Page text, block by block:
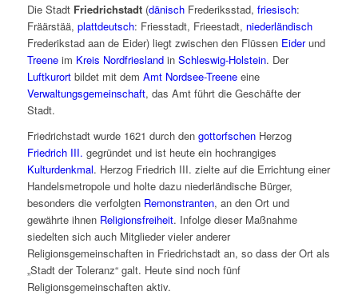
Die Stadt Friedrichstadt(dänisch Frederiksstad, friesisch:
Fräärstää, plattdeutsch: Friesstadt, Frieestadt, niederländisch
Frederikstad aan de Eider) liegt zwischen den Flüssen Eiderund
Treeneim Kreis Nordfrieslandin Schleswig-Holstein. Der
Luftkurortbildet mit dem Amt Nordsee-Treeneeine
Verwaltungsgemeinschaft, das Amt führt die Geschäfte der
Stadt.
Friedrichstadt wurde 1621 durch den gottorfschenHerzog
Friedrich III. gegründet und ist heute ein hochrangiges
Kulturdenkmal. Herzog Friedrich III. zielte auf die Errichtung einer
Handelsmetropole und holte dazu niederländische Bürger,
besonders die verfolgten Remonstranten, an den Ort und
gewährte ihnen Religionsfreiheit. Infolge dieser Maßnahme
siedelten sich auch Mitglieder vieler anderer
Religionsgemeinschaften in Friedrichstadt an, so dass der Ort als
„Stadt der Toleranz“ galt. Heute sind noch fünf
Religionsgemeinschaften aktiv.